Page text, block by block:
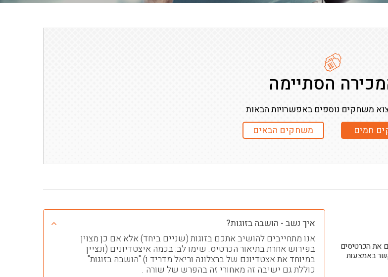
הסתיימה
משחקים נוספים באפשרויות הבאות
חמים
משחקים הבאים
את הכרטיסים
קשר באמצעות
איך נשב - הושבה בזוגות?
אנו מתחייבים להושיב אתכם בזוגות (שניים ביחד) אלא אם כן מצוין
בפירוש אחרת בתיאור הכרטיס. שימו לב: בכמה איצטדיונים (ונציין
במיוחד את אצטדיונם של ברצלונה וריאל מדריד ו) "הושבה בזוגות"
כוללת גם ישיבה זה מאחורי זה בהפרש של שורה .